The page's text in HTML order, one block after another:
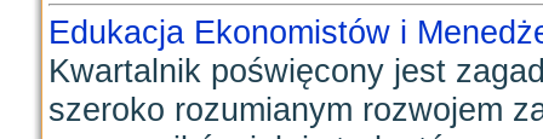
Edukacja Ekonomistów i
Kwartalnik poświęcony jest
szeroko rozumianym rozwojem